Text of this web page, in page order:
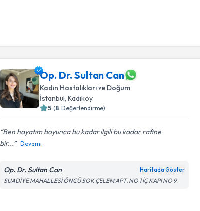
Op. Dr. Sultan Can
Kadın Hastalıkları ve Doğum
İstanbul, Kadıköy
5 (8 Değerlendirme)
Ben hayatım boyunca bu kadar ilgili bu kadar rafine
bir...
Devamı
Op. Dr. Sultan Can Haritada Göster
SUADİYE MAHALLESİ ÖNCÜ SOK ÇELEM APT. NO 1 İÇ KAPI NO 9